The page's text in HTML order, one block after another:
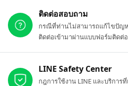
ติดต่อสอบถาม
กรณีที่ท่านไม่สามารถแก้ไขปัญห
ติดต่อเข้ามาผ่านแบบฟอร์มติดต่
LINE Safety Center
กฎการใช้งาน LINE และบริการ